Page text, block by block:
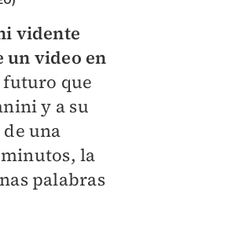
vidente
un video en
que
y a su
una
la
palabras